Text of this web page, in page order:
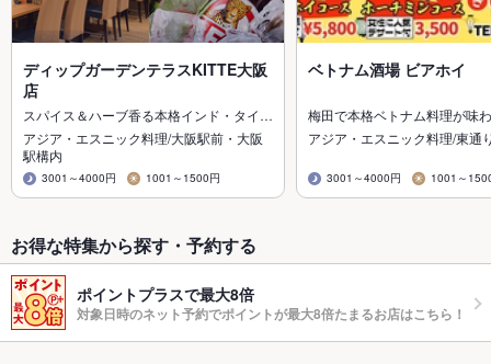
ディップガーデンテラスKITTE大阪
店
スパイス＆ハーブ香る本格インド・タイ…
アジア・エスニック料理/大阪駅前・大阪
駅構内
3001～4000円 1001～1500円
ベトナム酒場 ビアホイ
梅田で本格ベトナム料理が味
アジア・エスニック料理/東通
3001～4000円 1001～
お得な特集から探す・予約する
ポイントプラスで最大8倍
対象日時のネット予約でポイントが最大8倍たまるお店はこちら！